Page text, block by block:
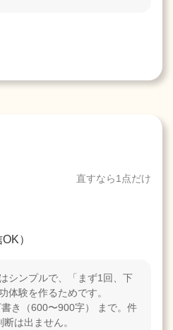
直すなら1点だけ
）
シンプルで、「まず1回、下
体験を作るためです。
き（600〜900字） まで。件
は出ません。